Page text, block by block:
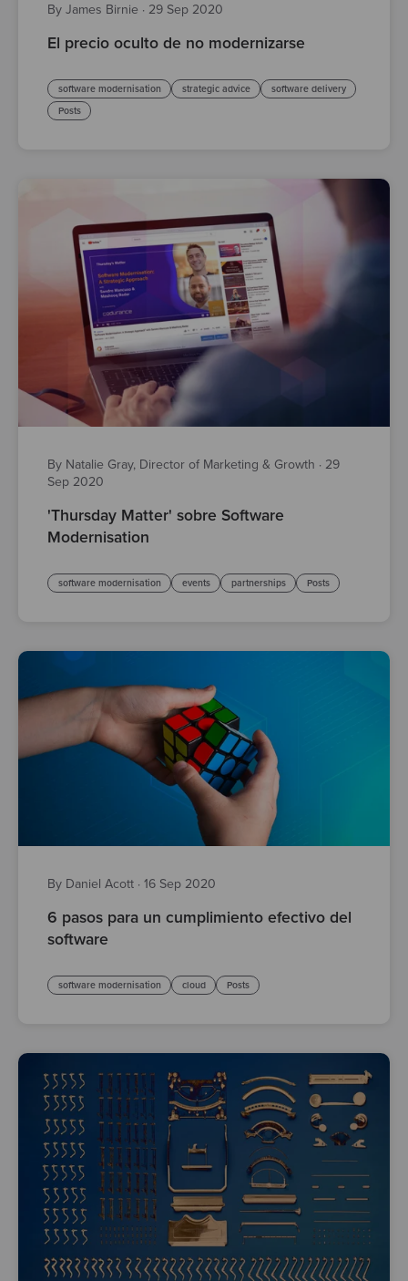
By James Birnie · 29 Sep 2020
El precio oculto de no modernizarse
software modernisation strategic advice
software delivery
Posts
By Natalie Gray, Director of Marketing & Growth · 29
Sep 2020
'Thursday Matter' sobre Software
Modernisation
software modernisation events partnerships Posts
By Daniel Acott · 16 Sep 2020
6 pasos para un cumplimiento efectivo del
software
software modernisation cloud Posts